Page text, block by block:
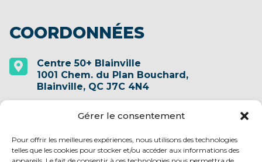
Gérer le consentement
Pour offrir les meilleures expériences, nous utilisons des technologies
telles que les cookies pour stocker et/ou accéder aux informations des
COORDONNÉES

Centre 50+ Blainville
1001 Chem. du Plan Bouchard,
Blainville, QC J7C 4N4
(450) 435-1708
 info@centre50plusblainville.qc.ca